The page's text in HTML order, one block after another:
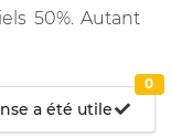
50%. Autant
a été utile
0